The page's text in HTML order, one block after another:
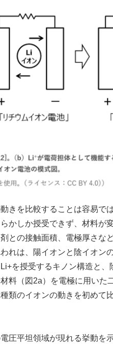
きを比較することは容易で
かしか授受できず、材料が
との接触面積、電極厚さな
れは、陽イオンと陰イオン
を授受するキノン構造と、
料（図2a）を電極に用いた
類のイオンの動きを初めて
圧平坦領域が現れる挙動を